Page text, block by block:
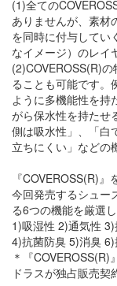
(1)全ての
ありませんが、素材
を同時に付与してい
なイメージ）のレイ
(2)COVEROSS(R)
ることも可能です。
ように多機能性を持
がら保水性を持たせ
側は吸水性」、「白
立ちにくい」などの
『COVEROSS(R)
今回発売するシュー
る6つの機能を厳選
1)吸湿性 2)通気性
4)抗菌防臭 5)消臭 6)
＊『
ドラスが独占販売契